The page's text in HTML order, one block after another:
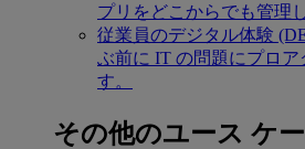
プリをどこからでも管理
従業員のデジタル体験
ぶ前に IT の問題にプロア
す。
その他のユース ケ